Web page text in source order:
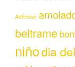
Adhesivo
beltrame
niñodia